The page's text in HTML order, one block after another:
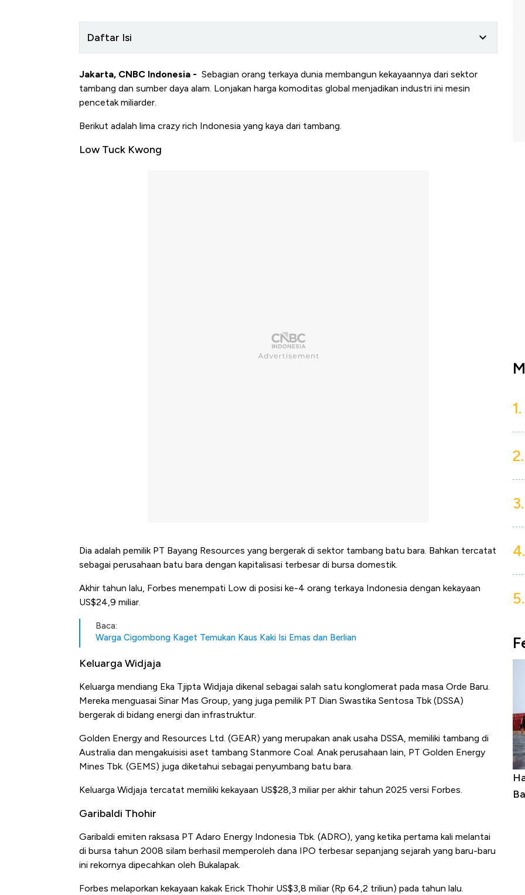
Daftar Isi
Jakarta, CNBC Indonesia - Sebagian orang terkaya dunia membangun kekayaannya dari sektor
tambang dan sumber daya alam. Lonjakan harga komoditas global menjadikan industri ini mesin
pencetak miliarder.
Berikut adalah lima crazy rich Indonesia yang kaya dari tambang.
Low Tuck Kwong
Dia adalah pemilik PT Bayang Resources yang bergerak di sektor tambang batu bara. Bahkan tercatat
sebagai perusahaan batu bara dengan kapitalisasi terbesar di bursa domestik.
Akhir tahun lalu, Forbes menempati Low di posisi ke-4 orang terkaya Indonesia dengan kekayaan
US$24,9 miliar.
Baca:
Warga Cigombong Kaget Temukan Kaus Kaki Isi Emas dan Berlian
Keluarga Widjaja
Keluarga mendiang Eka Tjipta Widjaja dikenal sebagai salah satu konglomerat pada masa Orde Baru.
Mereka menguasai Sinar Mas Group, yang juga pemilik PT Dian Swastika Sentosa Tbk (DSSA)
bergerak di bidang energi dan infrastruktur.
Golden Energy and Resources Ltd. (GEAR) yang merupakan anak usaha DSSA, memiliki tambang di
Australia dan mengakuisisi aset tambang Stanmore Coal. Anak perusahaan lain, PT Golden Energy
Mines Tbk. (GEMS) juga diketahui sebagai penyumbang batu bara.
Keluarga Widjaja tercatat memiliki kekayaan US$28,3 miliar per akhir tahun 2025 versi Forbes.
Garibaldi Thohir
Garibaldi emiten raksasa PT Adaro Energy Indonesia Tbk. (ADRO), yang ketika pertama kali melantai
di bursa tahun 2008 silam berhasil memperoleh dana IPO terbesar sepanjang sejarah yang baru-baru
ini rekornya dipecahkan oleh Bukalapak.
Forbes melaporkan kekayaan kakak Erick Thohir US$3,8 miliar (Rp 64,2 triliun) pada tahun lalu.
1.
2.
3.
4.
5.
Langit Dunia, Pembunuh Boeing-Airbus? Baik Buat Pengusaha RI